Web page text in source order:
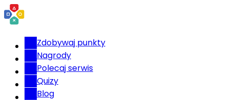
Zdobywaj punkty
Nagrody
Polecaj serwis
Quizy
Blog